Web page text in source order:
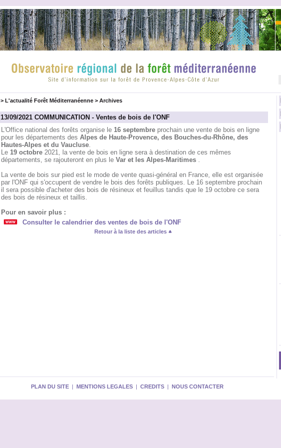
> L'actualité Forêt Méditerranéenne> Archives
13/09/2021 COMMUNICATION - Ventes de bois de l'ONF
L'Office national des forêts organise le 16 septembreprochain une vente de bois en ligne
pour les départements des Alpes de Haute-Provence, des Bouches-du-Rhône, des
Hautes-Alpes et du Vaucluse.
Le 19 octobre2021, la vente de bois en ligne sera à destination de ces mêmes
départements, se rajouteront en plus le Var et les Alpes-Maritimes.
La vente de bois sur pied est le mode de vente quasi-général en France, elle est organisée
par l'ONF qui s'occupent de vendre le bois des forêts publiques. Le 16 septembre prochain
il sera possible d'acheter des bois de résineux et feuillus tandis que le 19 octobre ce sera
des bois de résineux et taillis.
Pour en savoir plus :
Consulter le calendrier des ventes de bois de l'ONF
Retour à la liste des articles
PLAN DU SITE | MENTIONS LEGALES | CREDITS | NOUS CONTACTER